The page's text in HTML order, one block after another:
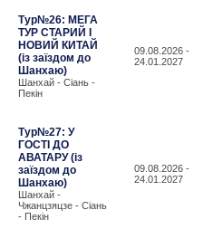
Тур№26: МЕГА
ТУР СТАРИЙ І
НОВИЙ КИТАЙ
(із заїздом до
Шанхаю)
Шанхай - Сіань -
Пекін
09.08.2026 -
24.01.2027
Тур№27: У
ГОСТІ ДО
АВАТАРУ (із
заїздом до
Шанхаю)
Шанхай -
Чжанцзяцзе - Сіань
- Пекін
09.08.2026 -
24.01.2027